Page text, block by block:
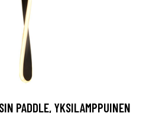
PADDLE, YKSILAMPPUINEN